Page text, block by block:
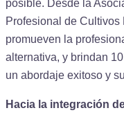
posible. Desde la
Profesional de Cultivos
promueven la
alternativa, y brindan
un abordaje exitoso y
Hacia la integración